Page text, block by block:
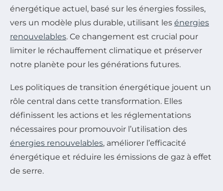
énergétique actuel, basé sur les énergies fossiles,
vers un modèle plus durable, utilisant les énergies
renouvelables. Ce changement est crucial pour
limiter le réchauffement climatique et préserver
notre planète pour les générations futures.
Les politiques de transition énergétique jouent un
rôle central dans cette transformation. Elles
définissent les actions et les réglementations
nécessaires pour promouvoir l’utilisation des
énergies renouvelables, améliorer l’efficacité
énergétique et réduire les émissions de gaz à effet
de serre.